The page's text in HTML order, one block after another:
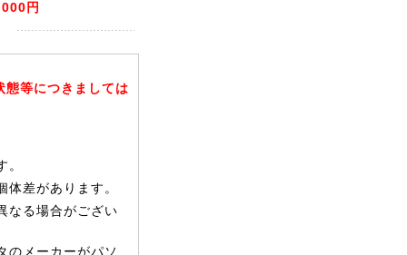
円
態等につきましては
。
差があります。
なる場合がござい
のメーカーがパソ